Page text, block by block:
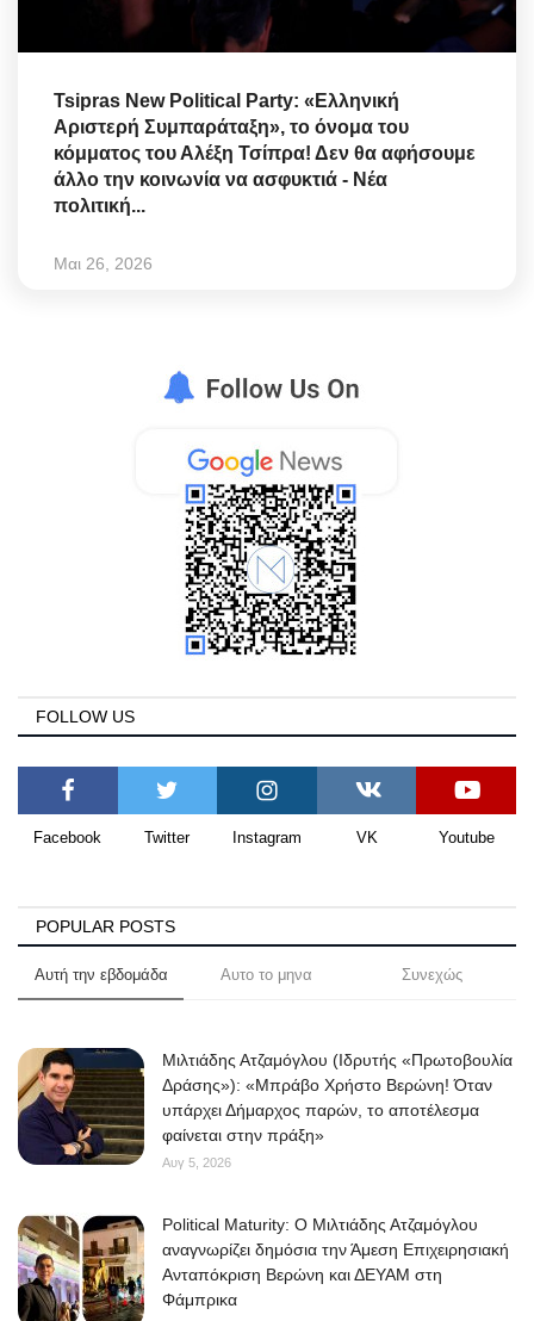
Tsipras New Political Party: «Ελληνική
Αριστερή Συμπαράταξη», το όνομα του
κόμματος του Αλέξη Τσίπρα! Δεν θα αφήσουμε
άλλο την κοινωνία να ασφυκτιά - Νέα
πολιτική...
Μαι 26, 2026
FOLLOW US
Facebook Twitter Instagram VK Youtube
POPULAR POSTS
Αυτή την εβδομάδα Αυτο το μηνα Συνεχώς
Μιλτιάδης Ατζαμόγλου (Ιδρυτής «Πρωτοβουλία
Δράσης»): «Μπράβο Χρήστο Βερώνη! Όταν
υπάρχει Δήμαρχος παρών, το αποτέλεσμα
φαίνεται στην πράξη»
Αυγ 5, 2026
Political Maturity: Ο Μιλτιάδης Ατζαμόγλου
αναγνωρίζει δημόσια την Άμεση Επιχειρησιακή
Ανταπόκριση Βερώνη και ΔΕΥΑΜ στη
Φάμπρικα